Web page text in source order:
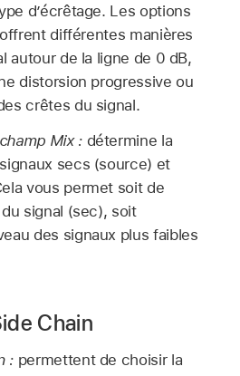
d’écrêtage. Les options
différentes manières
autour de la ligne de 0 dB,
distorsion progressive ou
crêtes du signal.
Mix : détermine la
secs (source) et
vous permet soit de
signal (sec), soit
des signaux plus faibles
Chain
: permettent de choisir la